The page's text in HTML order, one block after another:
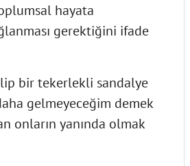
hayata
gerektiğini ifade
bir tekerlekli sandalye
gelmeyeceğim demek
onların yanında olmak